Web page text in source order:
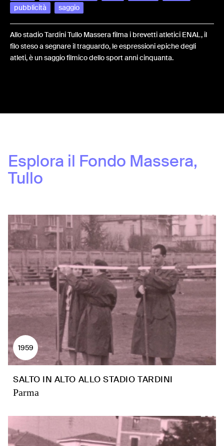
pubblicità
saggio
Allo stadio Tardini Tullo Massera filma i brevetti atletici ENAL, il
filo steso a segnare il traguardo, le espressioni epiche degli
atleti, è un saggio filmico dello sport anni cinquanta.
Esplora il Fondo Massera,
Tullo
1959
SALTO IN ALTO ALLO STADIO TARDINI
Parma